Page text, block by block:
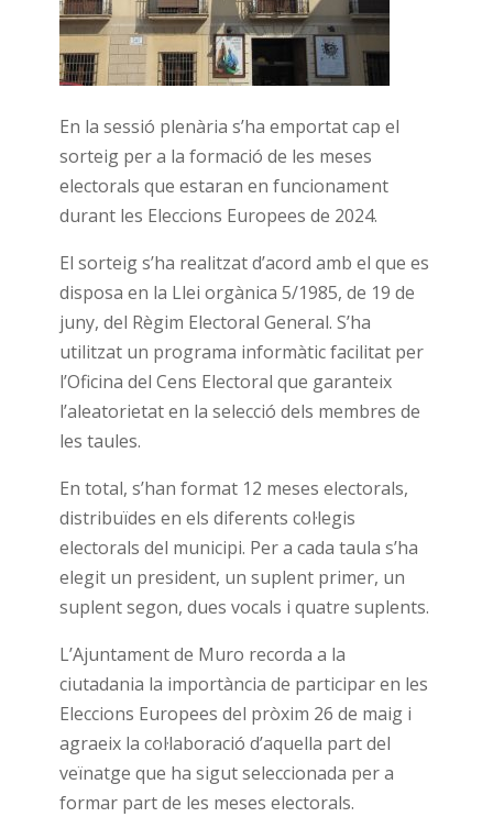
En la sessió plenària s’ha emportat cap el
sorteig per a la formació de les meses
electorals que estaran en funcionament
durant les Eleccions Europees de 2024.
El sorteig s’ha realitzat d’acord amb el que es
disposa en la Llei orgànica 5/1985, de 19 de
juny, del Règim Electoral General. S’ha
utilitzat un programa informàtic facilitat per
l’Oficina del Cens Electoral que garanteix
l’aleatorietat en la selecció dels membres de
les taules.
En total, s’han format 12 meses electorals,
distribuïdes en els diferents col·legis
electorals del municipi. Per a cada taula s’ha
elegit un president, un suplent primer, un
suplent segon, dues vocals i quatre suplents.
L’Ajuntament de Muro recorda a la
ciutadania la importància de participar en les
Eleccions Europees del pròxim 26 de maig i
agraeix la col·laboració d’aquella part del
veïnatge que ha sigut seleccionada per a
formar part de les meses electorals.